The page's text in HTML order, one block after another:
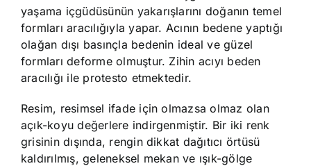
yaşama içgüdüsünün yakarışlarını doğanın temel
formları aracılığıyla yapar. Acının bedene yaptığı
olağan dışı basınçla bedenin ideal ve güzel
formları deforme olmuştur. Zihin acıyı beden
aracılığı ile protesto etmektedir.
Resim, resimsel ifade için olmazsa olmaz olan
açık-koyu değerlere indirgenmiştir. Bir iki renk
grisinin dışında, rengin dikkat dağıtıcı örtüsü
kaldırılmış, geleneksel mekan ve ışık-gölge